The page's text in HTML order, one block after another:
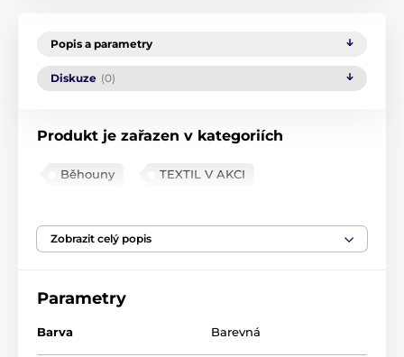
Popis a parametry
Diskuze (0)
Produkt je zařazen v kategoriích
Běhouny TEXTIL V AKCI
Zobrazit celý popis
Parametry
Barva Barevná